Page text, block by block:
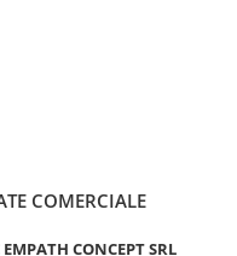
COMERCIALE
EMPATH CONCEPT SRL